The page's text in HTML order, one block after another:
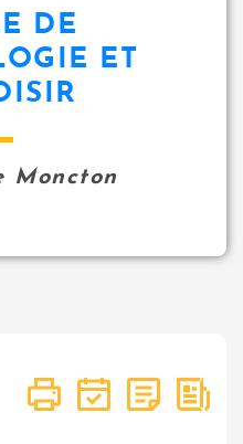
DE
ET
Moncton